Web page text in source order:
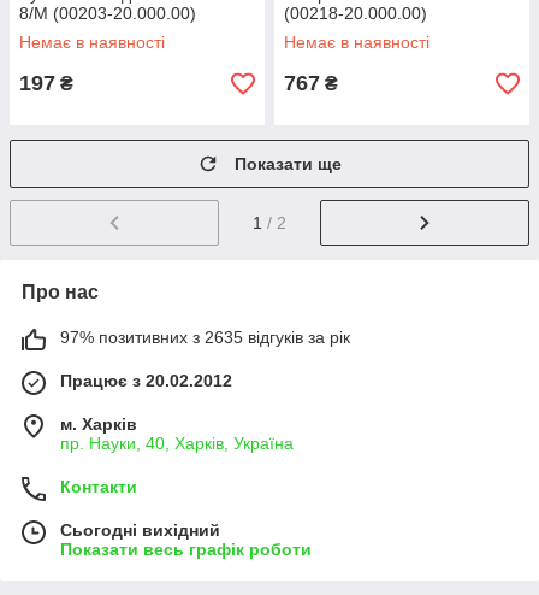
8/M (00203-20.000.00)
Немає в наявності
197 ₴
(00218-20.000.00)
Немає в наявності
767 ₴
Показати ще
1 / 2
Про нас
97% позитивних з 2635 відгуків за рік
Працює з 20.02.2012
м. Харків
пр. Науки, 40, Харків, Україна
Контакти
Сьогодні вихідний
Показати весь графік роботи